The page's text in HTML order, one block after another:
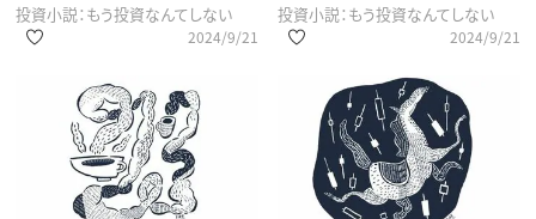
投資小説：もう投資なんてしない
2024/9/21
投資小説：もう投資なんてしない
2024/9/21